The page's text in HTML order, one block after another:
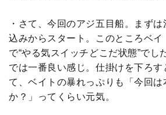
・さて、今回のアジ五目船。まず
込みからスタート。このところベイ
で“やる気スイッチどこだ状態”でし
では一番良い感じ。仕掛けを下ろす
て、ベイトの暴れっぷりも「今回は
か？」ってくらい元気。